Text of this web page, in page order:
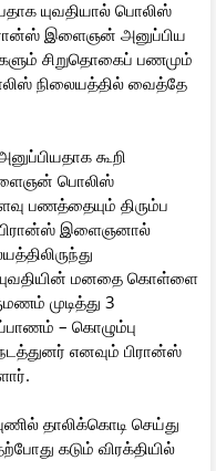
யுவதியால் பொலிஸ்
இளைஞன் அனுப்பிய
சிறுதொகைப் பணமும்
நிலையத்தில் வைத்தே
கூறி
பொலிஸ்
பணத்தையும் திரும்ப
பிரான்ஸ் இளைஞனால்
யுவதியின் மனதை கொள்ளை
முடித்து 3
– கொழும்பு
எனவும் பிரான்ஸ்
தாலிக்கொடி செய்து
கடும் விரக்தியில்